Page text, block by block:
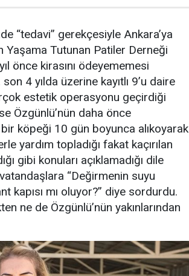
“tedavi” gerekçesiyle Ankara’ya
Yaşama Tutunan Patiler Derneği
önce kirasını ödeyememesi
4 yılda üzerine kayıtlı 9’u daire
estetik operasyonu geçirdiği
Özgünlü’nün daha önce
bir köpeği 10 gün boyunca alıkoyarak
yardım topladığı fakat kaçırılan
gibi konuları açıklamadığı dile
“Değirmenin suyu
kapısı mı oluyor?” diye sordurdu.
ne de Özgünlü’nün yakınlarından